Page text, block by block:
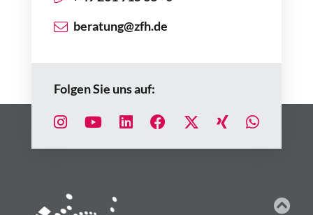
beratung@zfh.de
Folgen Sie uns auf: